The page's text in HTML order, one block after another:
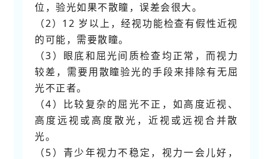
位，验光如果不散瞳，误差会很大。
（2）12 岁以上，经视功能检查有假性近视
的可能，需要散瞳。
（3）眼底和屈光间质检查均正常，而视力
较差，需要用散瞳验光的手段来排除有无屈
光不正者。
（4）比较复杂的屈光不正，如高度近视、
高度远视或高度散光，近视或远视合并散
光。
（5）青少年视力不稳定，视力一会儿好，